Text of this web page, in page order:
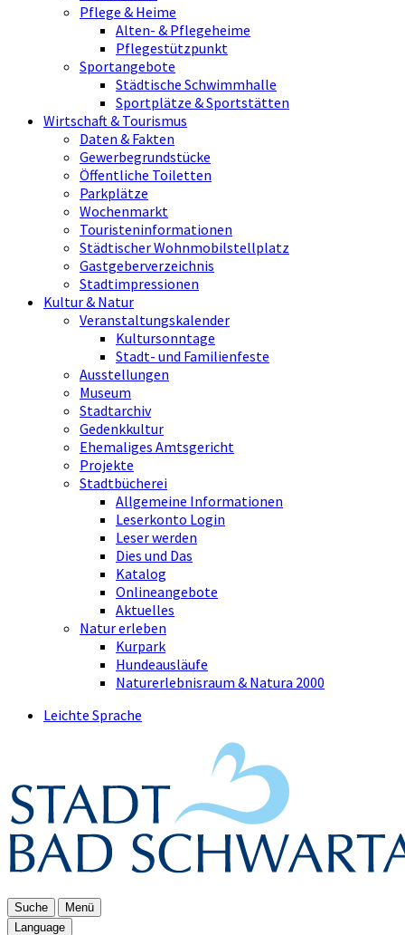
Pflege & Heime
Alten- & Pflegeheime
Pflegestützpunkt
Sportangebote
Städtische Schwimmhalle
Sportplätze & Sportstätten
Wirtschaft & Tourismus
Daten & Fakten
Gewerbegrundstücke
Öffentliche Toiletten
Parkplätze
Wochenmarkt
Touristeninformationen
Städtischer Wohnmobilstellplatz
Gastgeberverzeichnis
Stadtimpressionen
Kultur & Natur
Veranstaltungskalender
Kultursonntage
Stadt- und Familienfeste
Ausstellungen
Museum
Stadtarchiv
Gedenkkultur
Ehemaliges Amtsgericht
Projekte
Stadtbücherei
Allgemeine Informationen
Leserkonto Login
Leser werden
Dies und Das
Katalog
Onlineangebote
Aktuelles
Natur erleben
Kurpark
Hundeausläufe
Naturerlebnisraum & Natura 2000
Leichte Sprache
Suche
Menü
Language